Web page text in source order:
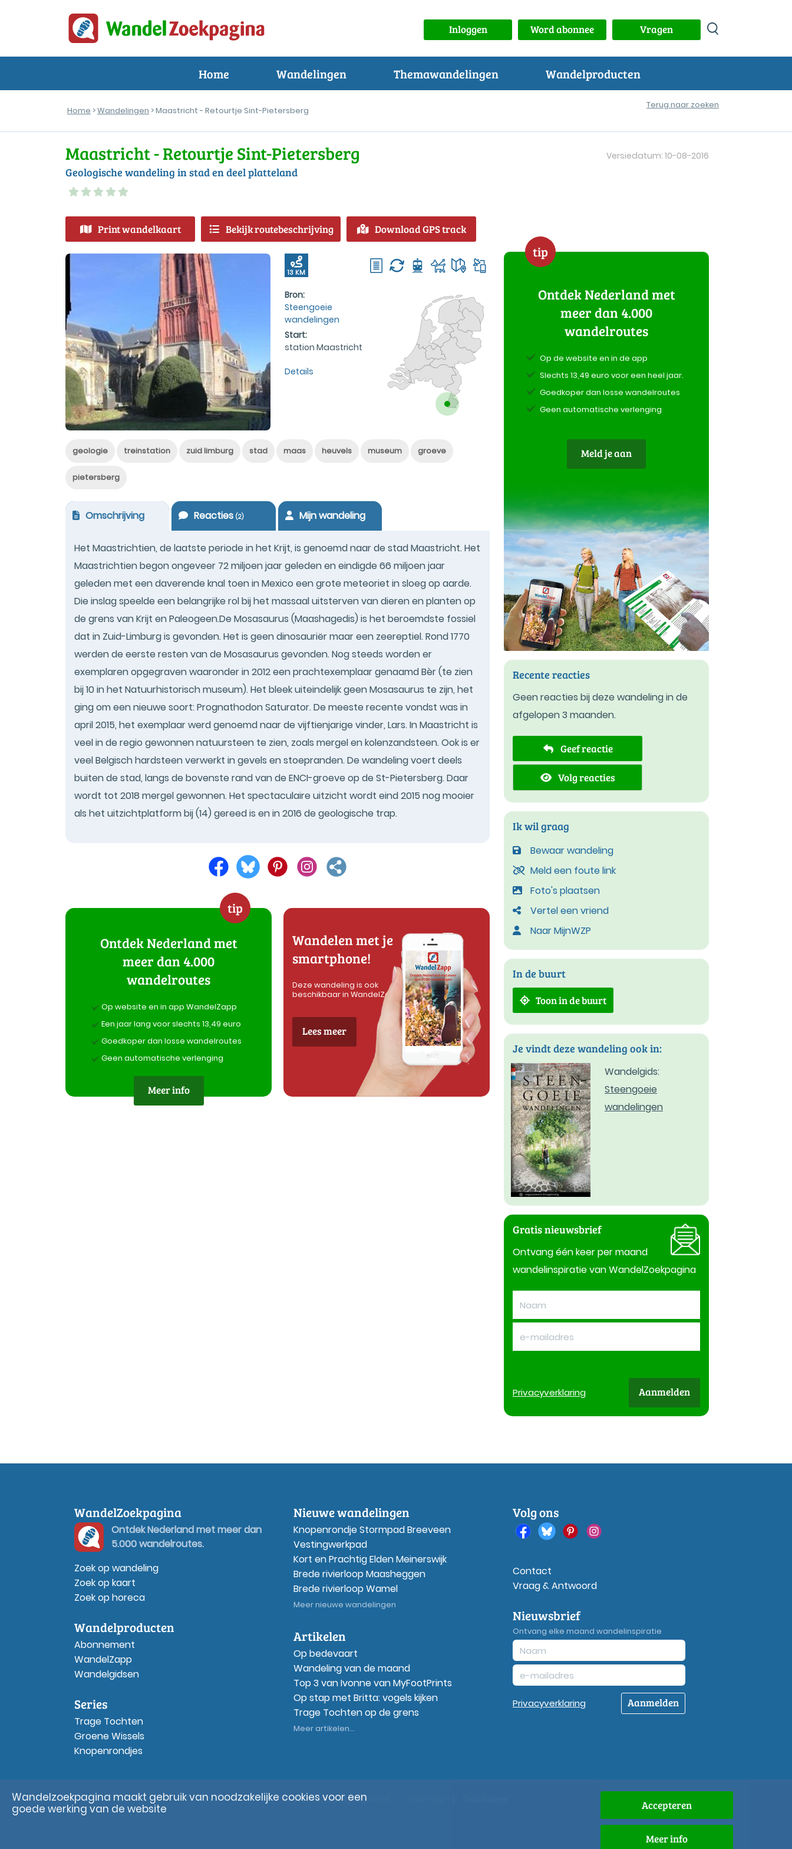
Inloggen Word abonnee Vragen
Home Wandelingen Themawandelingen Wandelproducten
Home >Wandelingen > Maastricht - Retourtje Sint-Pietersberg
Terug naar zoeken
Maastricht - Retourtje Sint-Pietersberg
Geologische wandeling in stad en deel platteland
Versiedatum: 10-08-2016
Print wandelkaart Bekijk routebeschrijving Download GPS track
13 KM
Bron:
Steengoeie
wandelingen
Start:
station Maastricht
Details
geologie treinstation zuid limburg stad maas heuvels museum groeve
pietersberg
Omschrijving Reacties(2) Mijn wandeling
Het Maastrichtien, de laatste periode in het Krijt, is genoemd naar de stad Maastricht. Het
Maastrichtien begon ongeveer 72 miljoen jaar geleden en eindigde 66 miljoen jaar
geleden met een daverende knal toen in Mexico een grote meteoriet in sloeg op aarde.
Die inslag speelde een belangrijke rol bij het massaal uitsterven van dieren en planten op
de grens van Krijt en Paleogeen.De Mosasaurus (Maashagedis) is het beroemdste fossiel
dat in Zuid-Limburg is gevonden. Het is geen dinosauriër maar een zeereptiel. Rond 1770
werden de eerste resten van de Mosasaurus gevonden. Nog steeds worden er
exemplaren opgegraven waaronder in 2012 een prachtexemplaar genaamd Bèr (te zien
bij 10 in het Natuurhistorisch museum). Het bleek uiteindelijk geen Mosasaurus te zijn, het
ging om een nieuwe soort: Prognathodon Saturator. De meeste recente vondst was in
april 2015, het exemplaar werd genoemd naar de vijftienjarige vinder, Lars. In Maastricht is
veel in de regio gewonnen natuursteen te zien, zoals mergel en kolenzandsteen. Ook is er
veel Belgisch hardsteen verwerkt in gevels en stoepranden. De wandeling voert deels
buiten de stad, langs de bovenste rand van de ENCI-groeve op de St-Pietersberg. Daar
wordt tot 2018 mergel gewonnen. Het spectaculaire uitzicht wordt eind 2015 nog mooier
als het uitzichtplatform bij (14) gereed is en in 2016 de geologische trap.
tip
Ontdek Nederland met
meer dan 4.000
wandelroutes
Op website en in app WandelZapp
Een jaar lang voor slechts 13,49 euro
Goedkoper dan losse wandelroutes
Geen automatische verlenging
Meer info
Wandelen met je
smartphone!
Deze wandeling is ook
beschikbaar in WandelZapp
Lees meer
tip
Ontdek Nederland met
meer dan 4.000
wandelroutes
Op de website en in de app
Slechts 13,49 euro voor een heel jaar.
Goedkoper dan losse wandelroutes
Geen automatische verlenging
Meld je aan
Recente reacties
Geen reacties bij deze wandeling in de
afgelopen 3 maanden.
Geef reactie
Volg reacties
Ik wil graag
Bewaar wandeling
Meld een foute link
Foto's plaatsen
Vertel een vriend
Naar MijnWZP
In de buurt
Toon in de buurt
Je vindt deze wandeling ook in:
Wandelgids:
Steengoeie
wandelingen
Gratis nieuwsbrief
Ontvang één keer per maand
wandelinspiratie van WandelZoekpagina
Privacyverklaring Aanmelden
WandelZoekpagina
Ontdek Nederland met meer dan
5.000 wandelroutes.
Zoek op wandeling
Zoek op kaart
Zoek op horeca
Wandelproducten
Abonnement
WandelZapp
Wandelgidsen
Series
Trage Tochten
Groene Wissels
Knopenrondjes
Nieuwe wandelingen
Knopenrondje Stormpad Breeveen
Vestingwerkpad
Kort en Prachtig Elden Meinerswijk
Brede rivierloop Maasheggen
Brede rivierloop Wamel
Meer nieuwe wandelingen
Artikelen
Op bedevaart
Wandeling van de maand
Top 3 van Ivonne van MyFootPrints
Op stap met Britta: vogels kijken
Trage Tochten op de grens
Meer artikelen...
Volg ons
Contact
Vraag & Antwoord
Nieuwsbrief
Ontvang elke maand wandelinspiratie
Privacyverklaring Aanmelden
© Wandelzoekpagina.nl
Wandelzoekpagina maakt gebruik van noodzakelijke cookies voor een
goede werking van de website
Accepteren
Meer info